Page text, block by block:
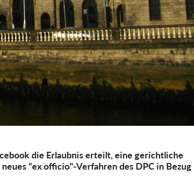
die Erlaubnis erteilt, eine gerichtliche
"ex officio"-Verfahren des DPC in Bezug